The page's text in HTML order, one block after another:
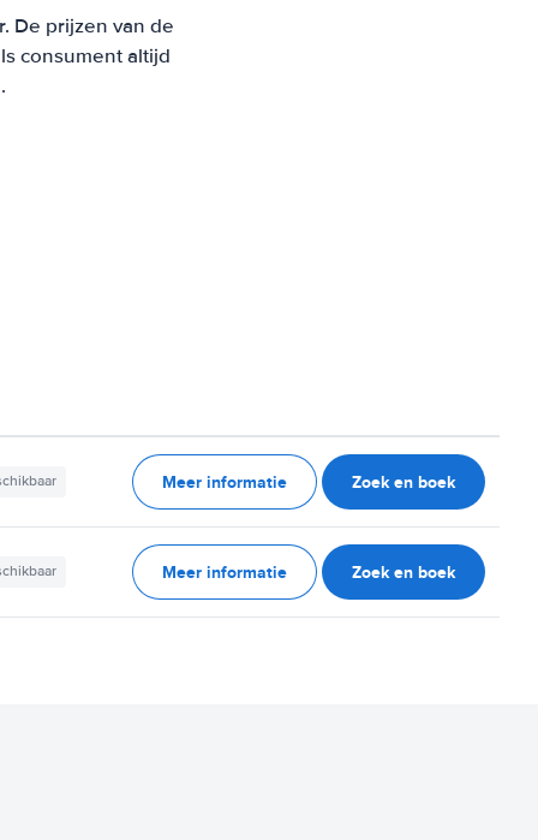
De prijzen van de
consument altijd
Meer informatie Zoek en boek
Meer informatie Zoek en boek